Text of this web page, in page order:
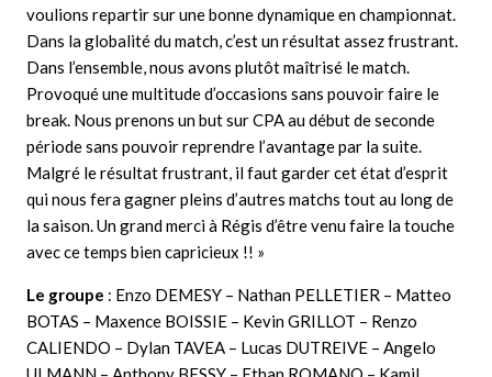
voulions repartir sur une bonne dynamique en championnat.
Dans la globalité du match, c’est un résultat assez frustrant.
Dans l’ensemble, nous avons plutôt maîtrisé le match.
Provoqué une multitude d’occasions sans pouvoir faire le
break. Nous prenons un but sur CPA au début de seconde
période sans pouvoir reprendre l’avantage par la suite.
Malgré le résultat frustrant, il faut garder cet état d’esprit
qui nous fera gagner pleins d’autres matchs tout au long de
la saison. Un grand merci à Régis d’être venu faire la touche
avec ce temps bien capricieux !! »
Le groupe : Enzo DEMESY – Nathan PELLETIER – Matteo
BOTAS – Maxence BOISSIE – Kevin GRILLOT – Renzo
CALIENDO – Dylan TAVEA – Lucas DUTREIVE – Angelo